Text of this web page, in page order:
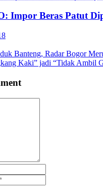
Impor Beras Patut
Banteng, Radar Bogor
Kaki” jadi “Tidak Ambil